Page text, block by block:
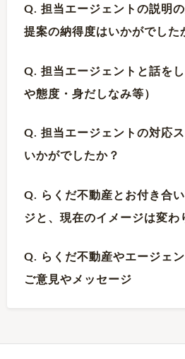
Q. 担当エージェントの説明
提案の納得度はいかがでした
Q. 担当エージェントと話を
や態度・身だしなみ等）
Q. 担当エージェントの対応
いかがでしたか？
Q. らくだ不動産とお付き合
ジと、現在のイメージは変わ
Q. らくだ不動産やエージェ
ご意見やメッセージ